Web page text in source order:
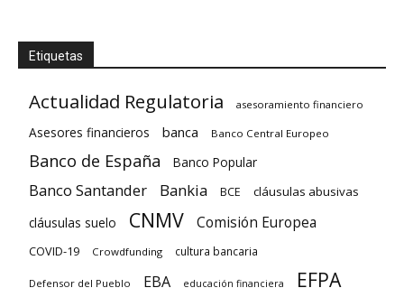
Etiquetas
Actualidad Regulatoria asesoramiento financiero
Asesores financieros banca Banco Central Europeo
Banco de España Banco Popular
Banco Santander Bankia BCE cláusulas abusivas
cláusulas suelo CNMV Comisión Europea
COVID-19 Crowdfunding cultura bancaria
Defensor del Pueblo EBA educación financiera EFPA